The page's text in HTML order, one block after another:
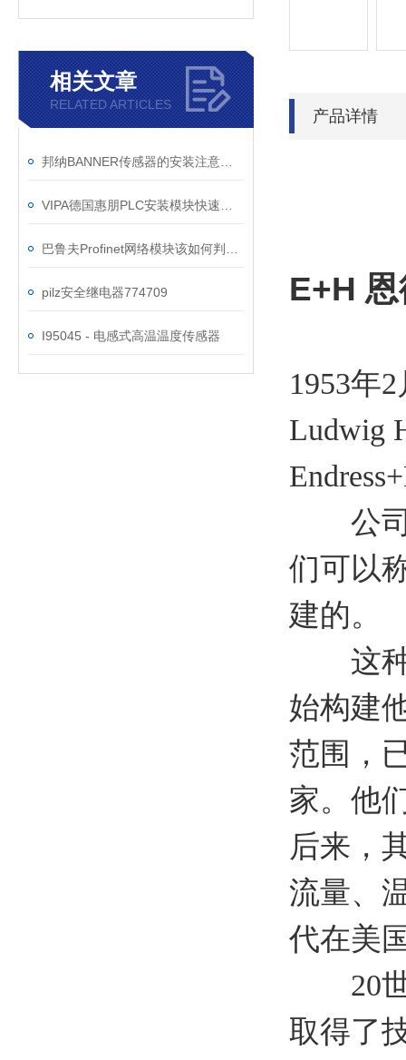
相关文章
RELATED ARTICLES
pilz安全继电器774709
I95045 - 电感式高温温度传感器
产品详情
E+H
1953年
Ludwig
公司
们可以
建的。
这种
始构建
范围，
家。他
后来，
流量、
代在美
20世
取得了